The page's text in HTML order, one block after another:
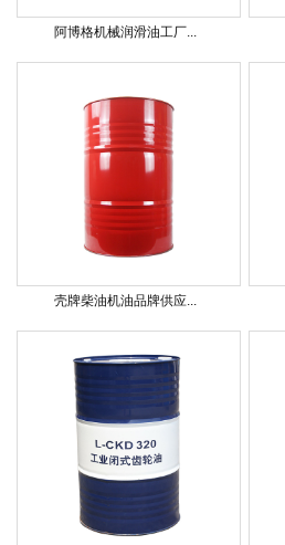
阿博格机械润滑油工厂...
壳牌柴油机油品牌供应...